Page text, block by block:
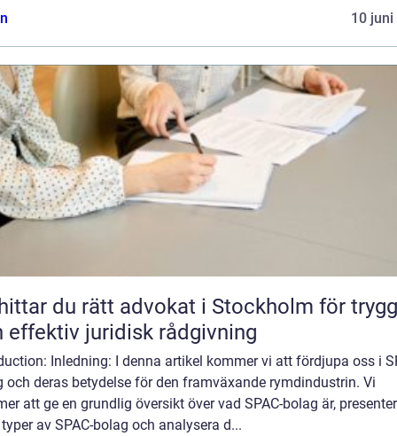
10 juni
du rätt advokat i Stockholm för trygg
effektiv juridisk rådgivning
Inledning: I denna artikel kommer vi att fördjupa oss i
och deras betydelse för den framväxande rymdindustrin. Vi
att ge en grundlig översikt över vad SPAC-bolag är,
av SPAC-bolag och analysera d...